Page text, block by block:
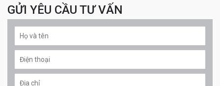
GỬI YÊU CẦU TƯ VẤN